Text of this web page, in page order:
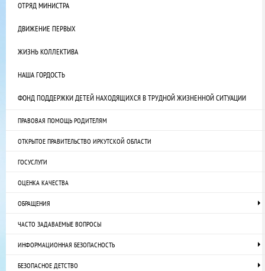
ОТРЯД МИНИСТРА
ДВИЖЕНИЕ ПЕРВЫХ
ЖИЗНЬ КОЛЛЕКТИВА
НАША ГОРДОСТЬ
ФОНД ПОДДЕРЖКИ ДЕТЕЙ НАХОДЯЩИХСЯ В ТРУДНОЙ ЖИЗНЕННОЙ СИТУАЦИИ
ПРАВОВАЯ ПОМОЩЬ РОДИТЕЛЯМ
ОТКРЫТОЕ ПРАВИТЕЛЬСТВО ИРКУТСКОЙ ОБЛАСТИ
ГОСУСЛУГИ
ОЦЕНКА КАЧЕСТВА
ОБРАЩЕНИЯ
ЧАСТО ЗАДАВАЕМЫЕ ВОПРОСЫ
ИНФОРМАЦИОННАЯ БЕЗОПАСНОСТЬ
БЕЗОПАСНОЕ ДЕТСТВО